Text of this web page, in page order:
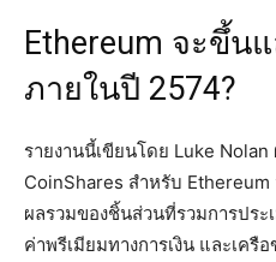
Ethereum จะขึ้น
ภายในปี 2574?
รายงานนี้เขียนโดย Luke
CoinShares สำหรับ
ผลรวมของชิ้นส่วนที่รวมการประ
ค่าพรีเมียมทางการเงิน และเครื